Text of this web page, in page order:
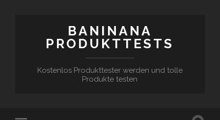
BANINANA
PRODUKTTESTS
Kostenlos Produkttester werden und tolle
Produkte testen